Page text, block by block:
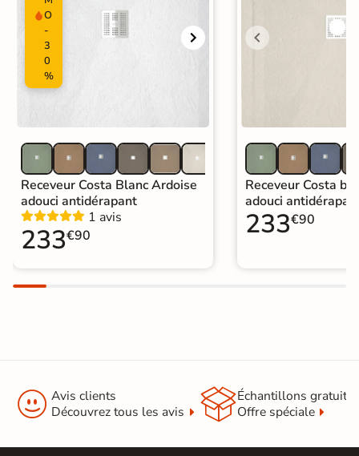
Origine
Catégories
O
-
3
0
%
Receveur Costa Blanc Ardoise
adouci antidérapant
1 avis
233€90
Receveur Costa
adouci
233€90
 Avis clients
Découvrez tous les avis
Échantillons gratuit
Offre spéciale